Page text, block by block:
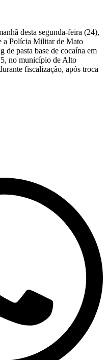
desta segunda-feira (24),
a Polícia Militar de Mato
pasta base de cocaína em
no município de Alto
fiscalização, após troca